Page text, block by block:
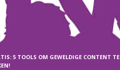
5 TOOLS OM GEWELDIGE CONTENT TE